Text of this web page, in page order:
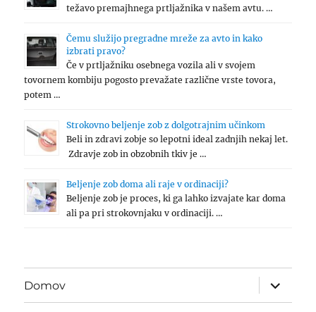
težavo premajhnega prtljažnika v našem avtu. …
Čemu služijo pregradne mreže za avto in kako
izbrati pravo?
Če v prtljažniku osebnega vozila ali v svojem
tovornem kombiju pogosto prevažate različne vrste tovora,
potem …
Strokovno beljenje zob z dolgotrajnim učinkom
Beli in zdravi zobje so lepotni ideal zadnjih nekaj let.
Zdravje zob in obzobnih tkiv je …
Beljenje zob doma ali raje v ordinaciji?
Beljenje zob je proces, ki ga lahko izvajate kar doma
ali pa pri strokovnjaku v ordinaciji. …
Domov
expand
child
menu